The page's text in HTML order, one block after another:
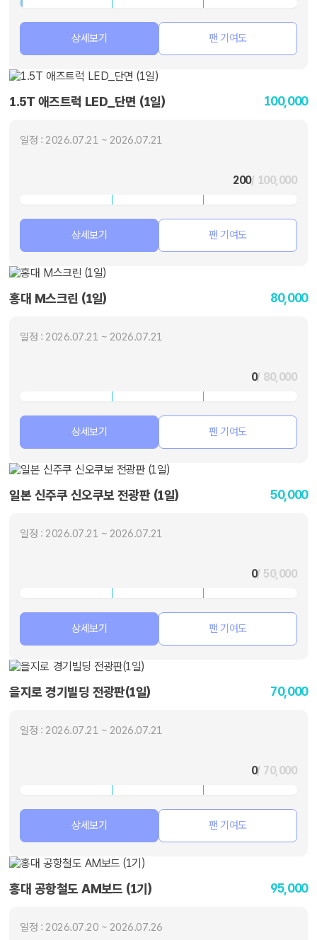
상세보기 팬 기여도
1.5T 애즈트럭 LED_단면 (1일) 100,000
일정 : 2026.07.21 ~ 2026.07.21
200/ 100,000
상세보기 팬 기여도
홍대 M스크린 (1일) 80,000
일정 : 2026.07.21 ~ 2026.07.21
0/ 80,000
상세보기 팬 기여도
일본 신주쿠 신오쿠보 전광판 (1일) 50,000
일정 : 2026.07.21 ~ 2026.07.21
0/ 50,000
상세보기 팬 기여도
을지로 경기빌딩 전광판(1일) 70,000
일정 : 2026.07.21 ~ 2026.07.21
0/ 70,000
상세보기 팬 기여도
홍대 공항철도 AM보드 (1기) 95,000
일정 : 2026.07.20 ~ 2026.07.26